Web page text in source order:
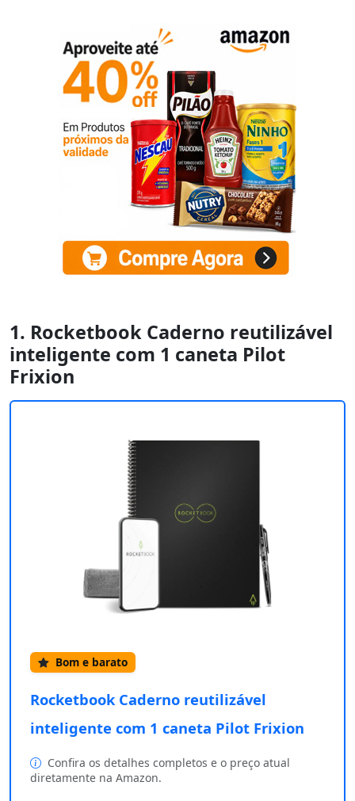
1. Rocketbook Caderno reutilizável
inteligente com 1 caneta Pilot
Frixion
Bom e barato
Rocketbook Caderno reutilizável
inteligente com 1 caneta Pilot Frixion
Confira os detalhes completos e o preço atual
diretamente na Amazon.